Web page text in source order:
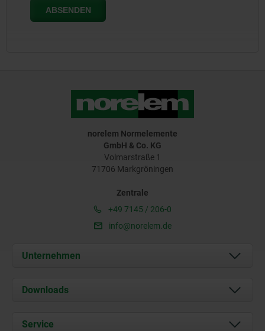
norelem Normelemente
GmbH & Co. KG
Volmarstraße 1
71706 Markgröningen
Zentrale
+49 7145 / 206-0
info@norelem.de
Unternehmen
Über uns
Karriere
Downloads
Dokumente
Service